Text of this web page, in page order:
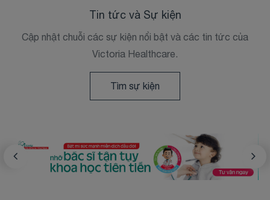
Tin tức và Sự kiện
Cập nhật chuỗi các sự kiện nổi bật và các tin tức của
Victoria Healthcare.
Tìm sự kiện